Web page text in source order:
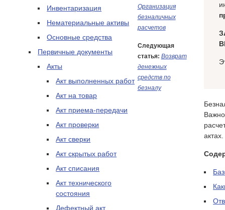
Инвентаризация
Нематериальные активы
Основные средства
Первичные документы
Акты
Акт выполненных работ
Акт на товар
Акт приема-передачи
Акт проверки
Акт сверки
Акт скрытых работ
Акт списания
Акт технического
состояния
Дефектный акт
Организация
безналичных
расчетов
Следующая
статья: Возврат
денежных
средств по
безналу
актах.